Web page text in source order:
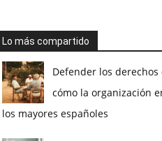
Lo más compartido
Defender los derechos
cómo la organización
los mayores españoles